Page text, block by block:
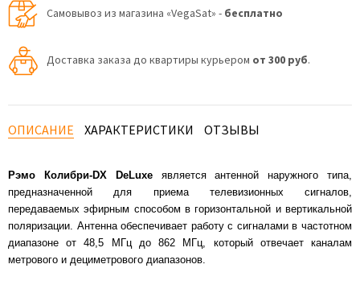
Самовывоз из магазина «VegaSat» - бесплатно
Доставка заказа до квартиры курьером от 300 руб.
ОПИСАНИЕ ХАРАКТЕРИСТИКИ ОТЗЫВЫ
Рэмо Колибри-DX DeLuxeявляется антенной наружного типа,
предназначенной для приема телевизионных сигналов,
передаваемых эфирным способом в горизонтальной и вертикальной
поляризации. Антенна обеспечивает работу с сигналами в частотном
диапазоне от 48,5 МГц до 862 МГц, который отвечает каналам
метрового и дециметрового диапазонов.